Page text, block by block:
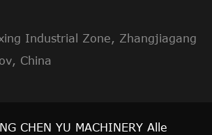
Industrial Zone, Zhangjiagang
China
CHEN YU MACHINERY Alle